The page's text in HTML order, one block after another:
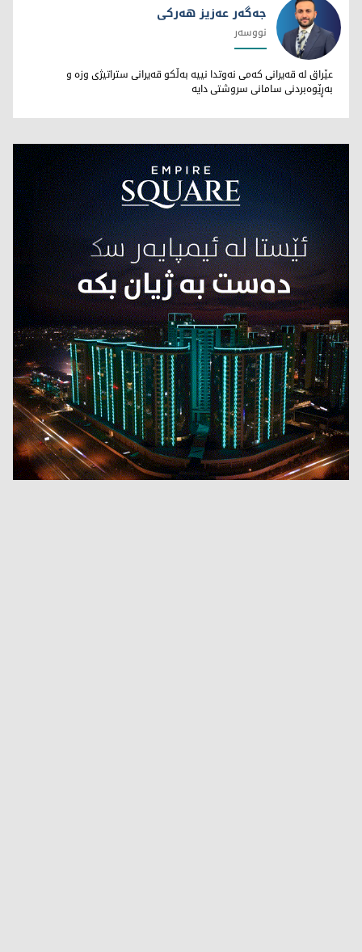
جەگەر عەزیز هەرکی
جەگەر عەزیز هەرکی
نووسەر
عێراق لە قەیرانی کەمی نەوتدا نییە بەڵکو قەیرانی ستراتیژی وزە و
بەڕێوەبردنی سامانی سروشتی دایە